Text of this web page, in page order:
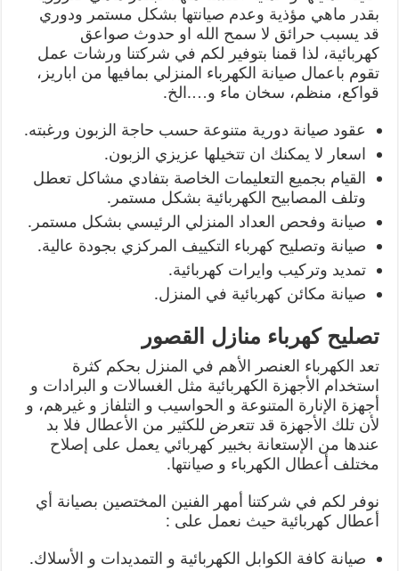
بقدر ماهي مؤذية وعدم صيانتها بشكل مستمر ودوري
قد يسبب حرائق لا سمح الله او حدوث صواعق
كهربائية، لذا قمنا بتوفير لكم في شركتنا ورشات عمل
تقوم باعمال صيانة الكهرباء المنزلي بمافيها من اباريز،
قواكع، منظم، سخان ماء و….الخ.
عقود صيانة دورية متنوعة حسب حاجة الزبون ورغبته.
اسعار لا يمكنك ان تتخيلها عزيزي الزبون.
القيام بجميع التعليمات الخاصة بتفادي مشاكل تعطل
وتلف المصابيح الكهربائية بشكل مستمر.
صيانة وفحص العداد المنزلي الرئيسي بشكل مستمر.
صيانة وتصليح كهرباء التكييف المركزي بجودة عالية.
تمديد وتركيب وايرات كهربائية.
صيانة مكائن كهربائية في المنزل.
تصليح كهرباء منازل القصور
تعد الكهرباء العنصر الأهم في المنزل بحكم كثرة
استخدام الأجهزة الكهربائية مثل الغسالات و البرادات و
أجهزة الإنارة المتنوعة و الحواسيب و التلفاز و غيرهم، و
لأن تلك الأجهزة قد تتعرض للكثير من الأعطال فلا بد
عندها من الإستعانة بخبير كهربائي يعمل على إصلاح
مختلف أعطال الكهرباء و صيانتها.
نوفر لكم في شركتنا أمهر الفنين المختصين بصيانة أي
أعطال كهربائية حيث نعمل على :
صيانة كافة الكوابل الكهربائية و التمديدات و الأسلاك.